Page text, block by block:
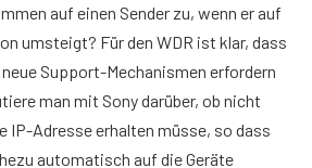
auf einen Sender zu, wenn er auf
umsteigt? Für den WDR ist klar, dass
Support-Mechanismen erfordern
man mit Sony darüber, ob nicht
IP-Adresse erhalten müsse, so dass
automatisch auf die Geräte